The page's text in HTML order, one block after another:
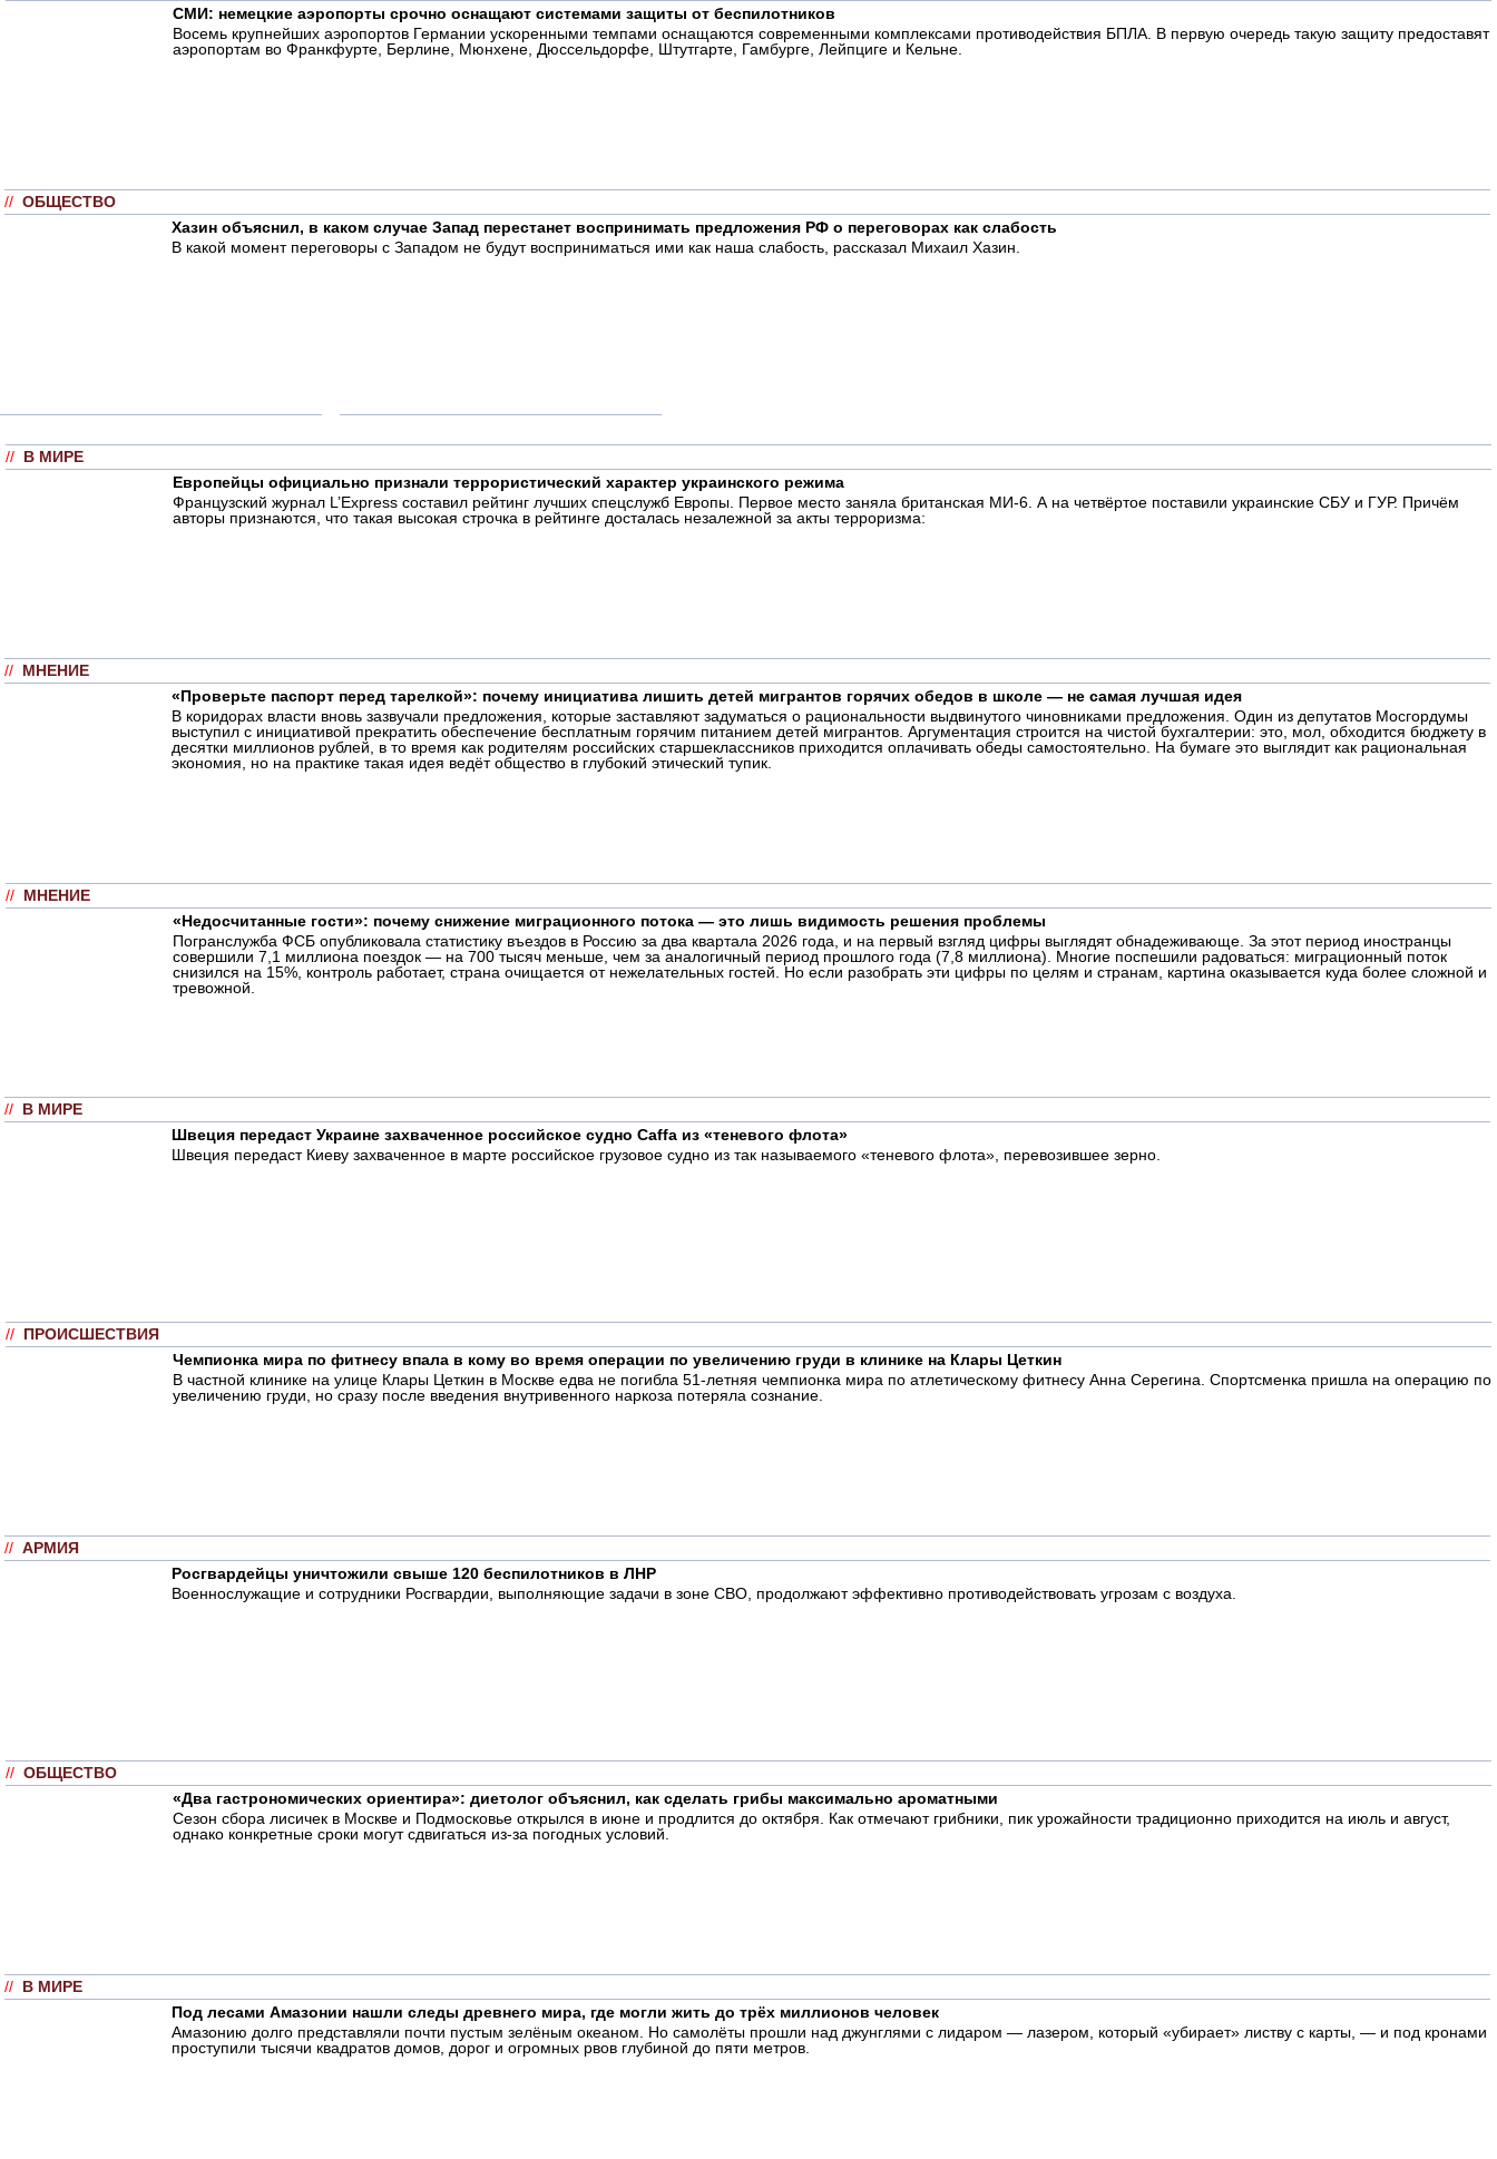
СМИ: немецкие аэропорты срочно оснащают системами защиты от беспилотников
Восемь крупнейших аэропортов Германии ускоренными темпами оснащаются современными комплексами противодействия БПЛА. В первую очередь такую защиту предоставят
аэропортам во Франкфурте, Берлине, Мюнхене, Дюссельдорфе, Штутгарте, Гамбурге, Лейпциге и Кельне.
// ОБЩЕСТВО
Хазин объяснил, в каком случае Запад перестанет воспринимать предложения РФ о переговорах как слабость
В какой момент переговоры с Западом не будут восприниматься ими как наша слабость, рассказал Михаил Хазин.
// В МИРЕ
Европейцы официально признали террористический характер украинского режима
Французский журнал L’Express составил рейтинг лучших спецслужб Европы. Первое место заняла британская МИ-6. А на четвёртое поставили украинские СБУ и ГУР. Причём
авторы признаются, что такая высокая строчка в рейтинге досталась незалежной за акты терроризма:
// МНЕНИЕ
«Проверьте паспорт перед тарелкой»: почему инициатива лишить детей мигрантов горячих обедов в школе — не самая лучшая идея
В коридорах власти вновь зазвучали предложения, которые заставляют задуматься о рациональности выдвинутого чиновниками предложения. Один из депутатов Мосгордумы
выступил с инициативой прекратить обеспечение бесплатным горячим питанием детей мигрантов. Аргументация строится на чистой бухгалтерии: это, мол, обходится бюджету в
десятки миллионов рублей, в то время как родителям российских старшеклассников приходится оплачивать обеды самостоятельно. На бумаге это выглядит как рациональная
экономия, но на практике такая идея ведёт общество в глубокий этический тупик.
// МНЕНИЕ
«Недосчитанные гости»: почему снижение миграционного потока — это лишь видимость решения проблемы
Погранслужба ФСБ опубликовала статистику въездов в Россию за два квартала 2026 года, и на первый взгляд цифры выглядят обнадеживающе. За этот период иностранцы
совершили 7,1 миллиона поездок — на 700 тысяч меньше, чем за аналогичный период прошлого года (7,8 миллиона). Многие поспешили радоваться: миграционный поток
снизился на 15%, контроль работает, страна очищается от нежелательных гостей. Но если разобрать эти цифры по целям и странам, картина оказывается куда более сложной и
тревожной.
// В МИРЕ
Швеция передаст Украине захваченное российское судно Caffa из «теневого флота»
Швеция передаст Киеву захваченное в марте российское грузовое судно из так называемого «теневого флота», перевозившее зерно.
// ПРОИСШЕСТВИЯ
Чемпионка мира по фитнесу впала в кому во время операции по увеличению груди в клинике на Клары Цеткин
В частной клинике на улице Клары Цеткин в Москве едва не погибла 51-летняя чемпионка мира по атлетическому фитнесу Анна Серегина. Спортсменка пришла на операцию по
увеличению груди, но сразу после введения внутривенного наркоза потеряла сознание.
// АРМИЯ
Росгвардейцы уничтожили свыше 120 беспилотников в ЛНР
Военнослужащие и сотрудники Росгвардии, выполняющие задачи в зоне СВО, продолжают эффективно противодействовать угрозам с воздуха.
// ОБЩЕСТВО
«Два гастрономических ориентира»: диетолог объяснил, как сделать грибы максимально ароматными
Сезон сбора лисичек в Москве и Подмосковье открылся в июне и продлится до октября. Как отмечают грибники, пик урожайности традиционно приходится на июль и август,
однако конкретные сроки могут сдвигаться из-за погодных условий.
// В МИРЕ
Под лесами Амазонии нашли следы древнего мира, где могли жить до трёх миллионов человек
Амазонию долго представляли почти пустым зелёным океаном. Но самолёты прошли над джунглями с лидаром — лазером, который «убирает» листву с карты, — и под кронами
проступили тысячи квадратов домов, дорог и огромных рвов глубиной до пяти метров.